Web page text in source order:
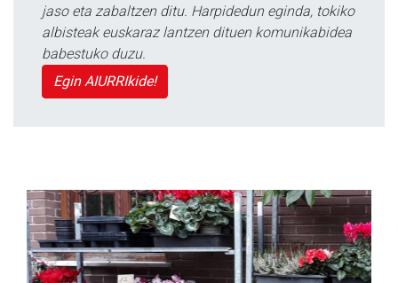
jaso eta zabaltzen ditu. Harpidedun eginda, tokiko
albisteak euskaraz lantzen dituen komunikabidea
babestuko duzu.
Egin AIURRIkide!